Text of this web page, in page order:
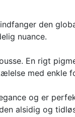
den
nuance.
En rigt
med enkle
og er
alsidig og